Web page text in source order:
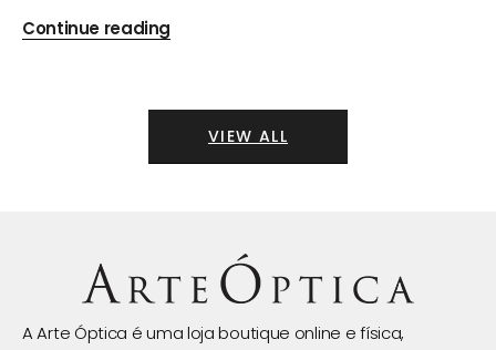
Continue reading
VIEW ALL
A Arte Óptica é uma loja boutique online e física,